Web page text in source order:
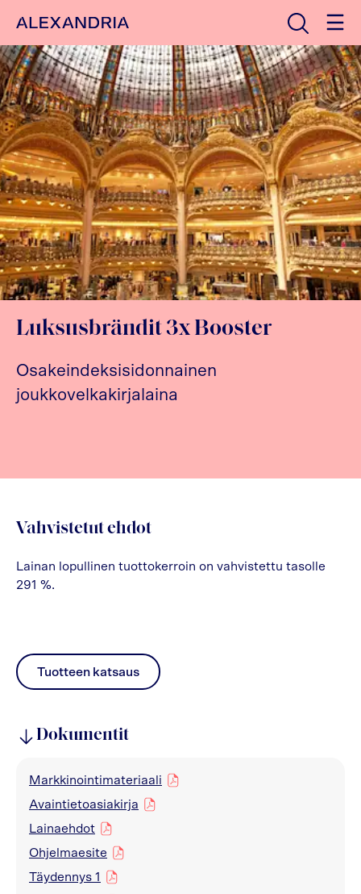
Etusivulle Avaa haku
Luksusbrändit 3x Booster
Osakeindeksisidonnainen
joukkovelkakirjalaina
Vahvistetut ehdot
Lainan lopullinen tuottokerroin on vahvistettu tasolle
291 %.
Tuotteen katsaus
pdf
Dokumentit
Markkinointimateriaali
pdf
Avaintietoasiakirja
pdf
Lainaehdot
pdf
Ohjelmaesite
pdf
Täydennys 1
pdf